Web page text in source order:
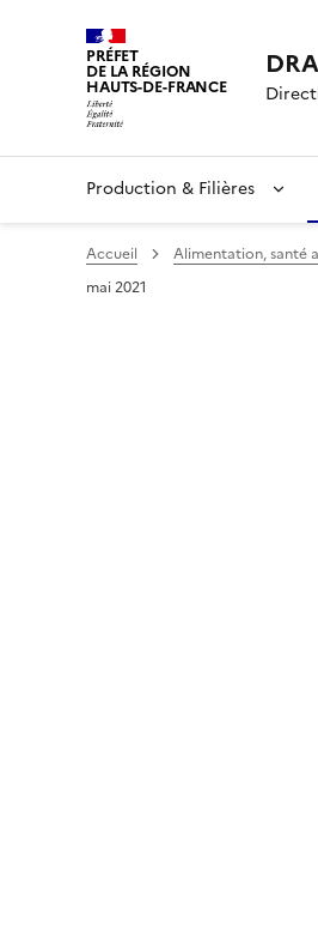
PRÉFET
DE LA RÉGION
HAUTS-DE-FRANCE
Production & Filières
Accueil Alimentation, santé
mai 2021